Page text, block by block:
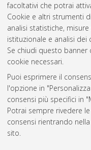
facoltativi che potrai
Cookie e altri strumenti
analisi statistiche,
istituzionale e analisi
Se chiudi questo banner
cookie necessari.
Puoi esprimere il
l'opzione in
consensi più specifici in
Potrai sempre rivedere
consensi rientrando
sito.
Atom
Rss 1.0
Rss 2.0
AMS Laurea
Servizio
Impostazioni Cookie